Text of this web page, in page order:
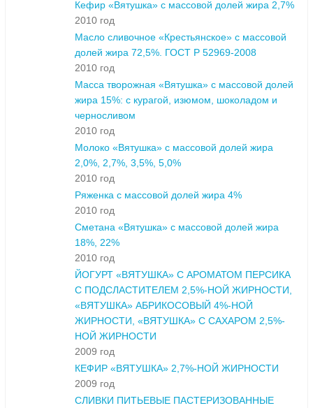
Кефир «Вятушка» с массовой долей жира 2,7%
2010 год
Масло сливочное «Крестьянское» с массовой
долей жира 72,5%. ГОСТ Р 52969-2008
2010 год
Масса творожная «Вятушка» с массовой долей
жира 15%: с курагой, изюмом, шоколадом и
черносливом
2010 год
Молоко «Вятушка» с массовой долей жира
2,0%, 2,7%, 3,5%, 5,0%
2010 год
Ряженка с массовой долей жира 4%
2010 год
Сметана «Вятушка» с массовой долей жира
18%, 22%
2010 год
ЙОГУРТ «ВЯТУШКА» С АРОМАТОМ ПЕРСИКА
С ПОДСЛАСТИТЕЛЕМ 2,5%-НОЙ ЖИРНОСТИ,
«ВЯТУШКА» АБРИКОСОВЫЙ 4%-НОЙ
ЖИРНОСТИ, «ВЯТУШКА» С САХАРОМ 2,5%-
НОЙ ЖИРНОСТИ
2009 год
КЕФИР «ВЯТУШКА» 2,7%-НОЙ ЖИРНОСТИ
2009 год
СЛИВКИ ПИТЬЕВЫЕ ПАСТЕРИЗОВАННЫЕ